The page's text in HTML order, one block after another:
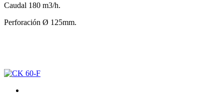
Caudal 180 m3/h.
Perforación Ø 125mm.